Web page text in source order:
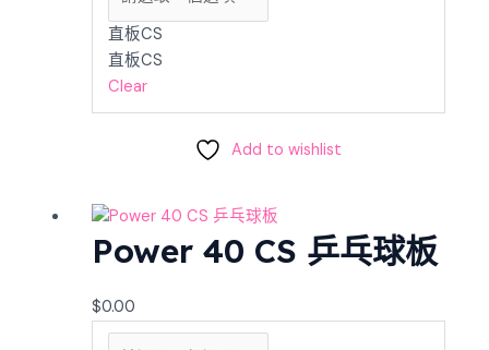
直板CS
直板CS
Clear
Add to wishlist
Power 40 CS 乒乓球板
$0.00